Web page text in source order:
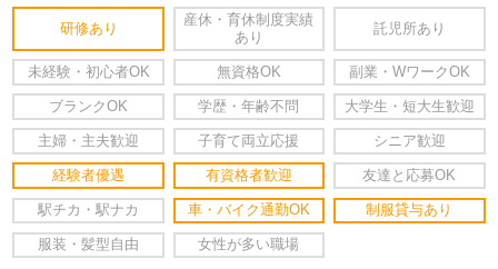
研修あり
産休・育休制度実績
あり
託児所あり
未経験・初心者OK 無資格OK 副業・WワークOK
ブランクOK 学歴・年齢不問 大学生・短大生歓迎
主婦・主夫歓迎 子育て両立応援 シニア歓迎
経験者優遇 有資格者歓迎 友達と応募OK
駅チカ・駅ナカ 車・バイク通勤OK 制服貸与あり
服装・髪型自由 女性が多い職場